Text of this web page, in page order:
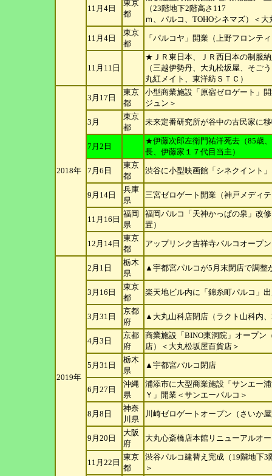
11月4日
東京
都
（23階地下2階高さ117
ｍ、パルコ、TOHOシネマズ）＜
11月4日
東京
都
「パルコヤ」開業（上野フロンテ
11月11日
★ＪＲ東日本、ＪＲ西日本の制服
（三越伊勢丹、大丸松坂屋、そご
丸紅メイト、東洋紡ＳＴＣ）
2018年
3月17日
東京
都
小型商業施設「原宿ゼロゲート」
ジュン＞
3月
東京
都
未来定番研究所が谷中の古民家に
7月2日
★伊藤次郎左衛門祐洋死去（85歳
長、伊藤家１７代目当 主）
7月6日
東京
都
渋谷に小型映画館「シネクイント
9月14日
兵庫
県
三宮ゼロゲート開業（神戸メディ
11月16日
福岡
県
福岡パルコ「天神かっぱの泉」改
置）
12月14日
東京
都
アップリンク吉祥寺パルコオープン
2019年
2月1日
栃木
県
▲宇都宮パルコが5月末閉店で調整
3月16日
東京
都
楽天地ビル内に「錦糸町パルコ」
3月31日
京都
府
▲大丸山科店閉店（ラクト山科内
4月3日
京都
府
商業施設「BINO東洞院」オープン
店）＜大丸松坂屋百貨店＞
5月31日
栃木
県
▲宇都宮パルコ閉店
6月27日
沖縄
県
浦添市に大型商業施設「サンエー
Ｙ」開業＜サンエーパルコ＞
8月8日
神奈
川 県
川崎ゼロゲートオープン（さいか
9月20日
大阪
府
大丸心斎橋店本館リニューアルオ
11月22日
東京
都
渋谷パルコ建替え完成（19階地下
＞